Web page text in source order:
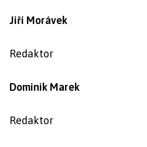
Jiří Morávek
Redaktor
Dominik Marek
Redaktor